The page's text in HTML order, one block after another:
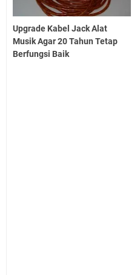
Upgrade Kabel Jack Alat
Musik Agar 20 Tahun Tetap
Berfungsi Baik